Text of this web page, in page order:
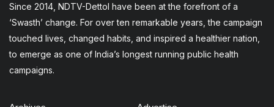
Since 2014, NDTV-Dettol have been at the forefront of a
‘Swasth’ change. For over ten remarkable years, the campaign
touched lives, changed habits, and inspired a healthier nation,
to emerge as one of India’s longest running public health
campaigns.